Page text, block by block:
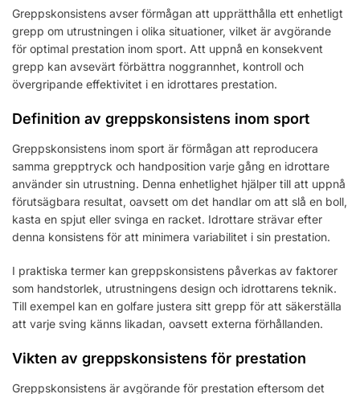
Greppskonsistens avser förmågan att upprätthålla ett enhetligt
grepp om utrustningen i olika situationer, vilket är avgörande
för optimal prestation inom sport. Att uppnå en konsekvent
grepp kan avsevärt förbättra noggrannhet, kontroll och
övergripande effektivitet i en idrottares prestation.
Definition av greppskonsistens inom sport
Greppskonsistens inom sport är förmågan att reproducera
samma grepptryck och handposition varje gång en idrottare
använder sin utrustning. Denna enhetlighet hjälper till att uppnå
förutsägbara resultat, oavsett om det handlar om att slå en boll,
kasta en spjut eller svinga en racket. Idrottare strävar efter
denna konsistens för att minimera variabilitet i sin prestation.
I praktiska termer kan greppskonsistens påverkas av faktorer
som handstorlek, utrustningens design och idrottarens teknik.
Till exempel kan en golfare justera sitt grepp för att säkerställa
att varje sving känns likadan, oavsett externa förhållanden.
Vikten av greppskonsistens för prestation
Greppskonsistens är avgörande för prestation eftersom det